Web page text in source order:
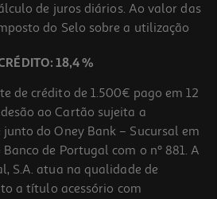
de juros diários. Ao valor das
do Selo sobre a utilização
18,4 %
de crédito de 1.500€ pago em 12
ao Cartão sujeita a
do Oney Bank – Sucursal em
de Portugal com o nº 881. A
S.A. atua na qualidade de
a título acessório com